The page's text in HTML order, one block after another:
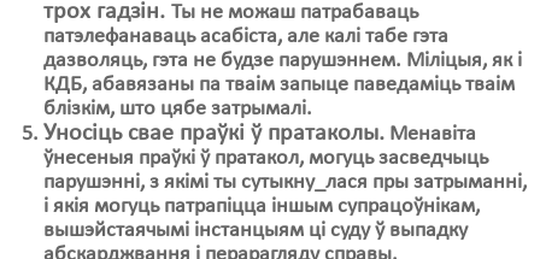
трох гадзін. Ты не можаш патрабаваць
патэлефанаваць асабіста, але калі табе гэта
дазволяць, гэта не будзе парушэннем. Міліцыя, як і
КДБ, абавязаны па тваім запыце паведаміць тваім
блізкім, што цябе затрымалі.
Уносіць свае праўкі ў пратаколы. Менавіта
ўнесеныя праўкі ў пратакол, могуць засведчыць
парушэнні, з якімі ты сутыкну_лася пры затрыманні,
і якія могуць патрапіцца іншым супрацоўнікам,
вышэйстаячымі інстанцыям ці суду ў выпадку